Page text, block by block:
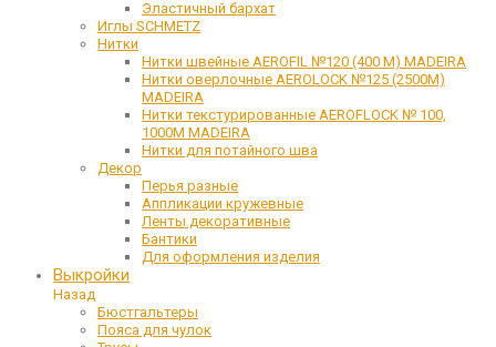
Эластичный бархат
Иглы SCHMETZ
Нитки
Нитки швейные AEROFIL №120 (400 М) MADEIRA
Нитки оверлочные AEROLOCK №125 (2500М)
MADEIRA
Нитки текстурированные AEROFLOCK № 100,
1000М MADEIRA
Нитки для потайного шва
Декор
Перья разные
Аппликации кружевные
Ленты декоративные
Бантики
Для оформления изделия
Выкройки
Назад
Бюстгальтеры
Пояса для чулок